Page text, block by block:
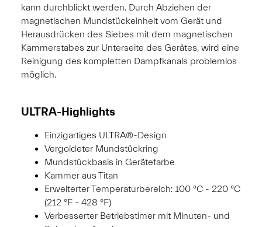
kann durchblickt werden. Durch Abziehen der
magnetischen Mundstückeinheit vom Gerät und
Herausdrücken des Siebes mit dem magnetischen
Kammerstabes zur Unterseite des Gerätes, wird eine
Reinigung des kompletten Dampfkanals problemlos
möglich.
ULTRA-Highlights
Einzigartiges ULTRA®-Design
Vergoldeter Mundstückring
Mundstückbasis in Gerätefarbe
Kammer aus Titan
Erweiterter Temperaturbereich: 100 °C - 220 °C
(212 °F - 428 °F)
Verbesserter Betriebstimer mit Minuten- und